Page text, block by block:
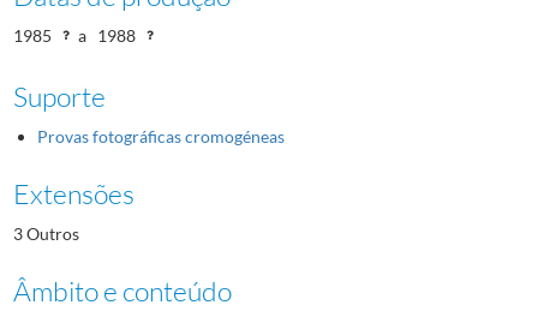
1985 a 1988
Suporte
Provas fotográficas cromogéneas
Extensões
3 Outros
Âmbito e conteúdo